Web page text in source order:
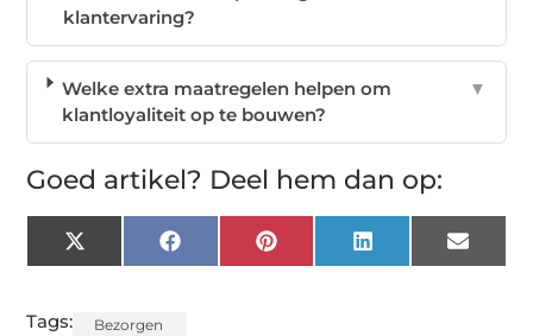
klantervaring?
Welke extra maatregelen helpen om
klantloyaliteit op te bouwen?
▼
Goed artikel? Deel hem dan op:
X
(Twitter)
FacebookPinterest LinkedIn Email
Tags: Bezorgen